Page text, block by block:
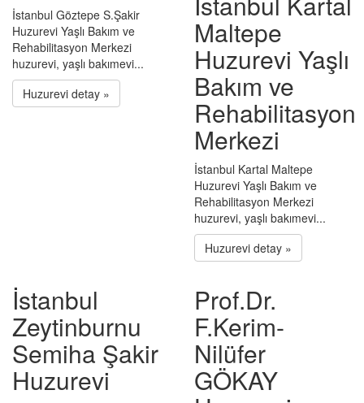
İstanbul Göztepe S.Şakir
Huzurevi Yaşlı Bakım ve
Rehabilitasyon Merkezi
huzurevi, yaşlı bakımevi...
Huzurevi detay »
Maltepe
Huzurevi Yaşlı
Bakım ve
Rehabilitasyon
Merkezi
İstanbul Kartal Maltepe
Huzurevi Yaşlı Bakım ve
Rehabilitasyon Merkezi
huzurevi, yaşlı bakımevi...
Huzurevi detay »
İstanbul
Zeytinburnu
Semiha Şakir
Huzurevi
Prof.Dr.
F.Kerim-
Nilüfer
GÖKAY